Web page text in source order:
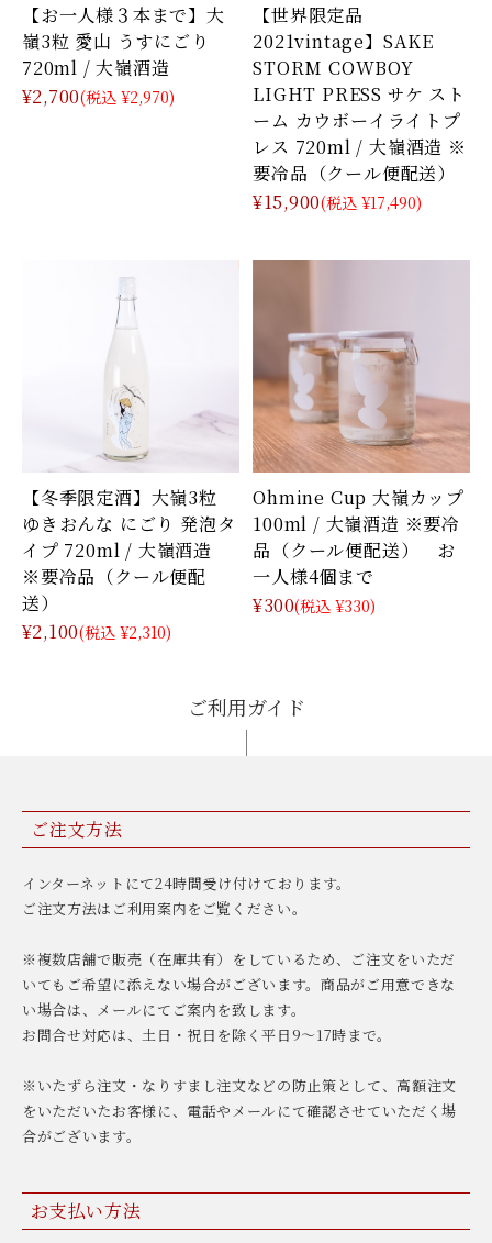
【お一人様３本まで】大
嶺3粒 愛山 うすにごり
720ml / 大嶺酒造
¥2,700(税込 ¥2,970)
【世界限定品
2021vintage】SAKE
STORM COWBOY
LIGHT PRESS サケ スト
ーム カウボーイライトプ
レス 720ml / 大嶺酒造 ※
要冷品（クール便配送）
¥15,900(税込 ¥17,490)
【冬季限定酒】大嶺3粒
ゆきおんな にごり 発泡タ
イプ 720ml / 大嶺酒造
※要冷品（クール便配
送）
¥2,100(税込 ¥2,310)
Ohmine Cup 大嶺カップ
100ml / 大嶺酒造 ※要冷
品（クール便配送） お
一人様4個まで
¥300(税込 ¥330)
ご利用ガイド
ご注文方法
インターネットにて24時間受け付けております。
ご注文方法はご利用案内をご覧ください。
※複数店舗で販売（在庫共有）をしているため、ご注文をいただ
いてもご希望に添えない場合がございます。商品がご用意できな
い場合は、メールにてご案内を致します。
お問合せ対応は、土日・祝日を除く平日9〜17時まで。
※いたずら注文・なりすまし注文などの防止策として、高額注文
をいただいたお客様に、電話やメールにて確認させていただく場
合がございます。
お支払い方法